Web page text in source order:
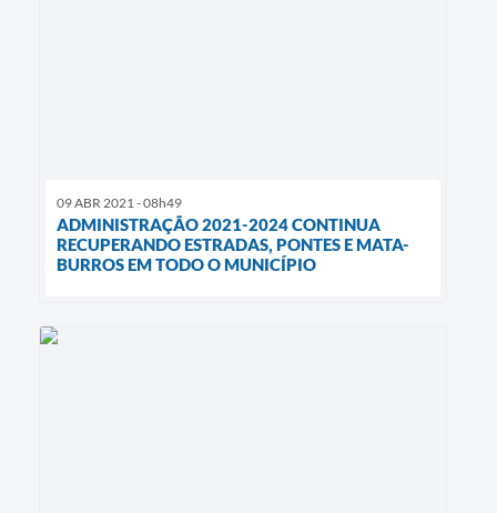
09 ABR 2021 - 08h49
ADMINISTRAÇÃO 2021-2024 CONTINUA
RECUPERANDO ESTRADAS, PONTES E MATA-
BURROS EM TODO O MUNICÍPIO